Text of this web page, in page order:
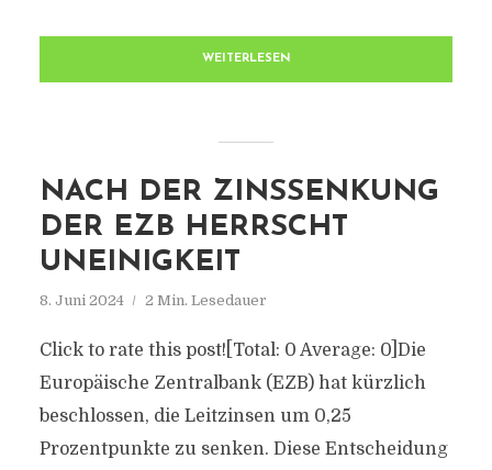
WEITERLESEN
NACH DER ZINSSENKUNG
DER EZB HERRSCHT
UNEINIGKEIT
8. Juni 2024 2 Min. Lesedauer
Click to rate this post![Total: 0 Average: 0]Die
Europäische Zentralbank (EZB) hat kürzlich
beschlossen, die Leitzinsen um 0,25
Prozentpunkte zu senken. Diese Entscheidung